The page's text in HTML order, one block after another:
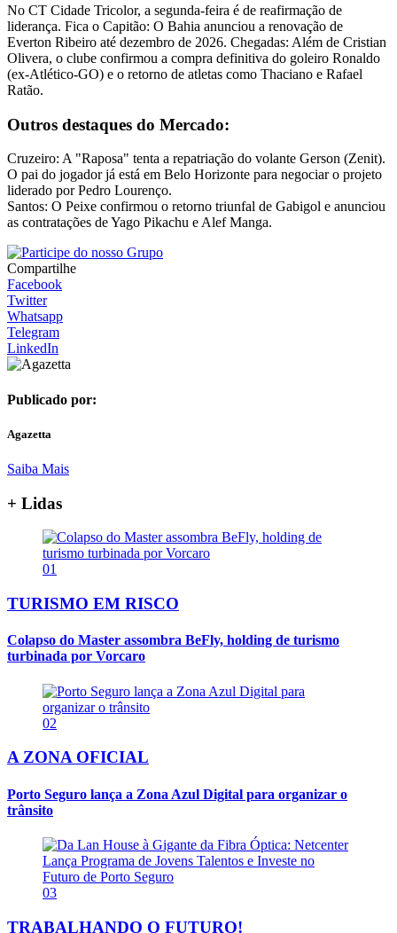
No CT Cidade Tricolor, a segunda-feira é de reafirmação de
liderança. Fica o Capitão: O Bahia anunciou a renovação de
Everton Ribeiro até dezembro de 2026. Chegadas: Além de Cristian
Olivera, o clube confirmou a compra definitiva do goleiro Ronaldo
(ex-Atlético-GO) e o retorno de atletas como Thaciano e Rafael
Ratão.
Outros destaques do Mercado:
Cruzeiro: A "Raposa" tenta a repatriação do volante Gerson (Zenit).
O pai do jogador já está em Belo Horizonte para negociar o projeto
liderado por Pedro Lourenço.
Santos: O Peixe confirmou o retorno triunfal de Gabigol e anunciou
as contratações de Yago Pikachu e Alef Manga.
Compartilhe
Facebook
Twitter
Whatsapp
Telegram
LinkedIn
Publicado por:
Agazetta
Saiba Mais
+ Lidas
01
TURISMO EM RISCO
Colapso do Master assombra BeFly, holding de turismo
turbinada por Vorcaro
02
A ZONA OFICIAL
Porto Seguro lança a Zona Azul Digital para organizar o
trânsito
03
TRABALHANDO O FUTURO!